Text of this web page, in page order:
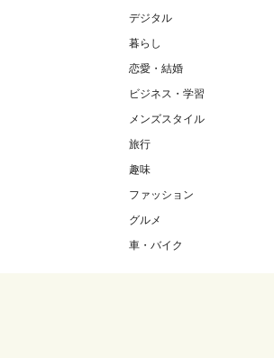
デジタル
暮らし
恋愛・結婚
ビジネス・学習
メンズスタイル
旅行
趣味
ファッション
グルメ
車・バイク